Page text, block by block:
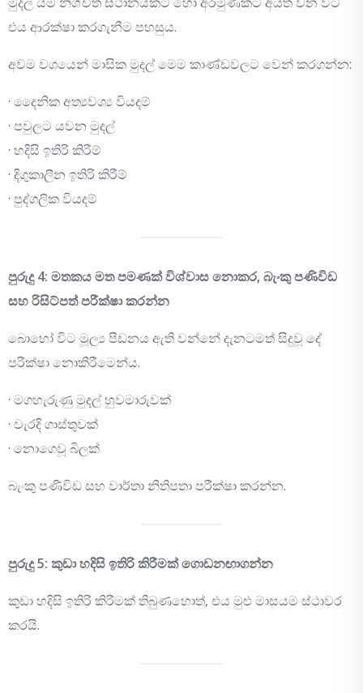
එය ආරක්ෂා කරගැනීම පහසුය.
අවම වශයෙන් මාසික මුදල් මෙම කාණ්ඩවලට වෙන් කරගන්න:
· දෛනික අත්‍යවශ්‍ය වියදම්
· පවුලට යවන මුදල්
· හදිසි ඉතිරි කිරීම්
· දිගුකාලීන ඉතිරි කිරීම්
· පුද්ගලික වියදම්
පුරුදු 4: මතකය මත පමණක් විශ්වාස නොකර, බැංකු පණිවිඩ
සහ රිසිට්පත් පරීක්ෂා කරන්න
බොහෝ විට මූල්‍ය පීඩනය ඇති වන්නේ දැනටමත් සිදුවූ දේ
පරීක්ෂා නොකිරීමෙන්ය.
· මගහැරුණු මුදල් හුවමාරුවක්
· වැරදි ගාස්තුවක්
· නොගෙවූ බිලක්
බැංකු පණිවිඩ සහ වාර්තා නිතිපතා පරීක්ෂා කරන්න.
පුරුදු 5: කුඩා හදිසි ඉතිරි කිරීමක් ගොඩනඟාගන්න
කුඩා හදිසි ඉතිරි කිරීමක් තිබුණහොත්, එය මුළු මාසයම ස්ථාවර
කරයි.